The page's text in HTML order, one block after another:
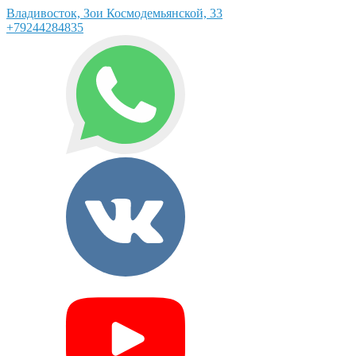
Владивосток, Зои Космодемьянской, 33
+79244284835